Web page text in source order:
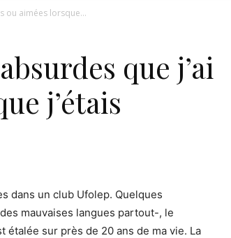
ou aimées lorsque...
que j’ai
j’étais
dans un club Ufolep. Quelques
mauvaises langues partout-, le
étalée sur près de 20 ans de ma vie. La